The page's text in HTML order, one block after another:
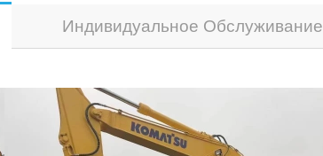
Индивидуальное Обслуживание